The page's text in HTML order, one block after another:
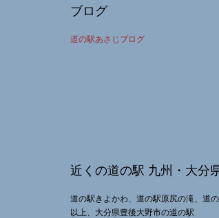
ブログ
道の駅あさじブログ
近くの道の駅 九州・大分
道の駅きよかわ、道の駅原尻の滝、道
以上、大分県豊後大野市の道の駅